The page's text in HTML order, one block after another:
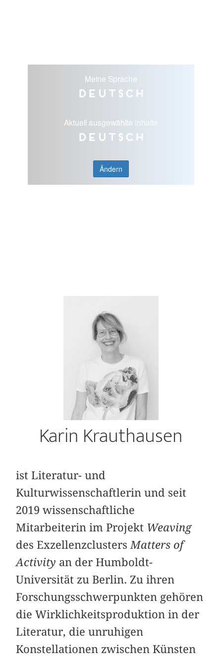
Meine Sprache
Deutsch
Aktuell ausgewählte Inhalte
Deutsch
Ändern
Karin Krauthausen
ist Literatur- und
Kulturwissenschaftlerin und seit
2019 wissenschaftliche
Mitarbeiterin im Projekt Weaving
des Exzellenzclusters Matters of
Activity an der Humboldt-
Universität zu Berlin. Zu ihren
Forschungsschwerpunkten gehören
die Wirklichkeitsproduktion in der
Literatur, die unruhigen
Konstellationen zwischen Künsten